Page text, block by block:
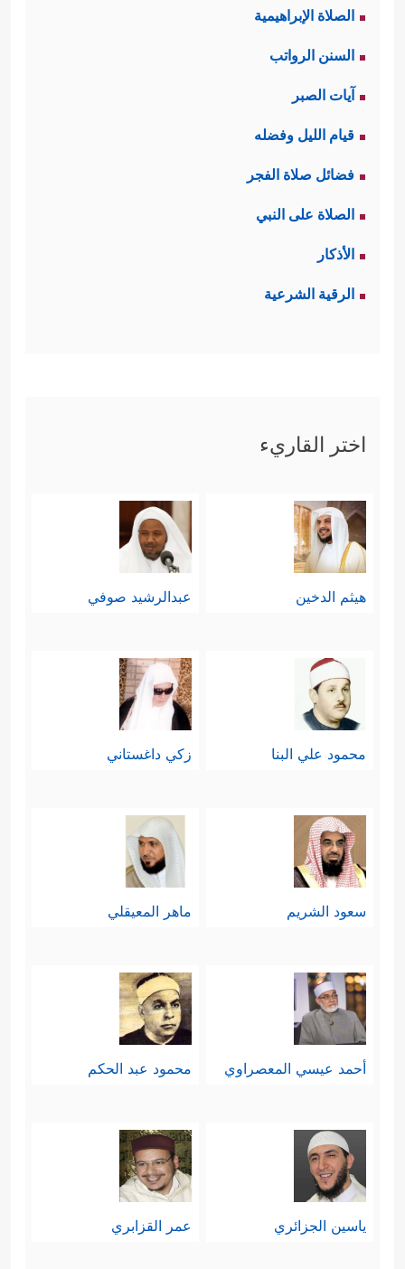
الصلاة الإبراهيمية
السنن الرواتب
آيات الصبر
قيام الليل وفضله
فضائل صلاة الفجر
الصلاة على النبي
الأذكار
الرقية الشرعية
اختر القاريء
هيثم الدخين عبدالرشيد صوفي
محمود علي البنا زكي داغستاني
سعود الشريم ماهر المعيقلي
أحمد عيسي المعصراوي محمود عبد الحكم
ياسين الجزائري عمر القزابري